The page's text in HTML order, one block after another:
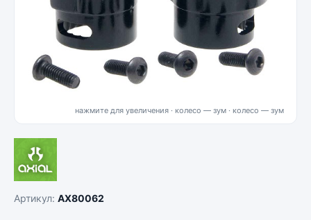
нажмите для увеличения · колесо — зум
Артикул: AX80062